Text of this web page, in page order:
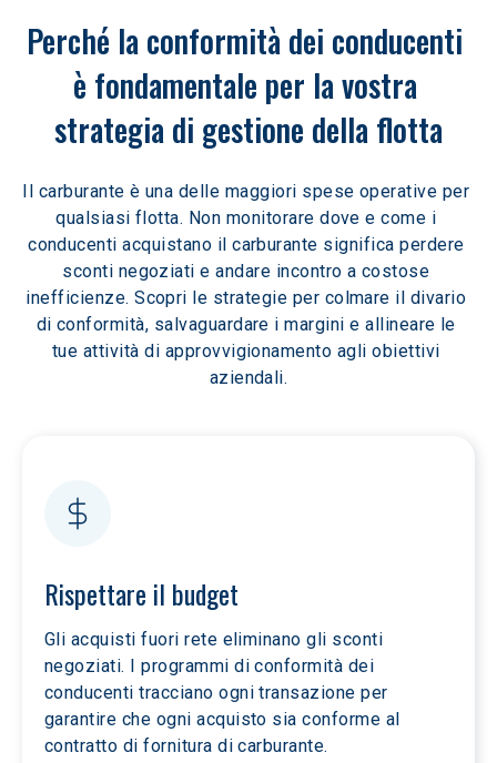
Perché la conformità dei conducenti
è fondamentale per la vostra
strategia di gestione della flotta
Il carburante è una delle maggiori spese operative per
qualsiasi flotta. Non monitorare dove e come i
conducenti acquistano il carburante significa perdere
sconti negoziati e andare incontro a costose
inefficienze. Scopri le strategie per colmare il divario
di conformità, salvaguardare i margini e allineare le
tue attività di approvvigionamento agli obiettivi
aziendali.
Rispettare il budget
Gli acquisti fuori rete eliminano gli sconti
negoziati. I programmi di conformità dei
conducenti tracciano ogni transazione per
garantire che ogni acquisto sia conforme al
contratto di fornitura di carburante.